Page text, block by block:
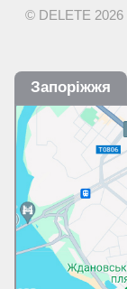
© DELETE 2026
Запоріжжя